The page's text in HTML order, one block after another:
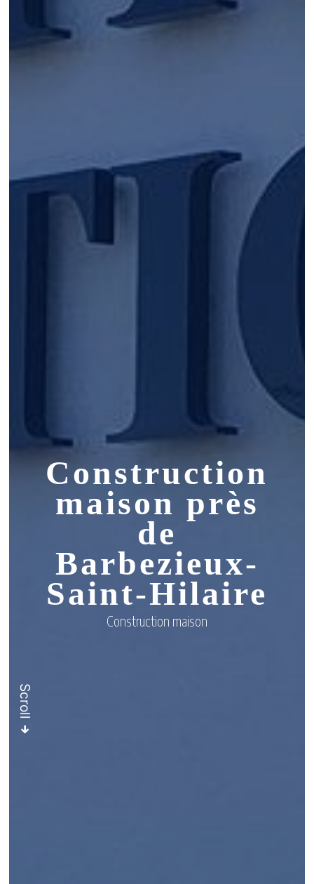
Construction
maison près
de
Barbezieux-
Saint-Hilaire
Construction maison
Scroll